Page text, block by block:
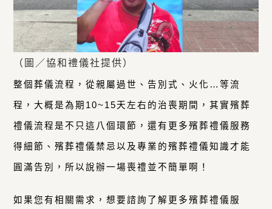
（圖／協和禮儀社提供）
整個葬儀流程，從親屬過世、告別式、火化…等流
程，大概是為期10~15天左右的治喪期間，其實殯葬
禮儀流程是不只這八個環節，還有更多殯葬禮儀服務
得細節、殯葬禮儀禁忌以及專業的殯葬禮儀知識才能
圓滿告別，所以說辦一場喪禮並不簡單啊！
如果您有相關需求，想要諮詢了解更多殯葬禮儀服